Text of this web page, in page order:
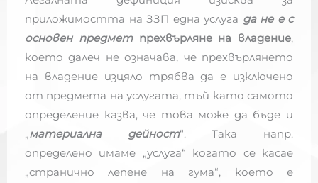
приложимостта на ЗЗП една услуга да не е с
основен предмет прехвърляне на владение,
което далеч не означава, че прехвърлянето
на владение изцяло трябва да е изключено
от предмета на услугата, тъй като самото
определение казва, че това може да бъде и
„материална дейност“. Така напр.
определено имаме „услуга“ когато се касае
„странично лепене на гума“, което е